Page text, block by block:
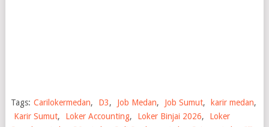
Tags: Carilokermedan, D3, Job Medan, Job Sumut, karir medan,
Karir Sumut, Loker Accounting, Loker Binjai 2026,
Loker